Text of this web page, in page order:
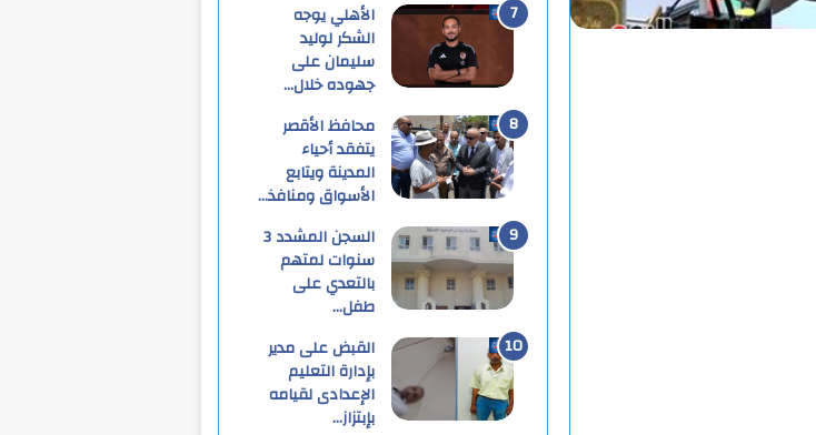
الأهلي يوجه
الشكر لوليد
سليمان على
جهوده خلال…
محافظ الأقصر
يتفقد أحياء
المدينة ويتابع
الأسواق ومنافذ…
السجن المشدد 3
سنوات لمتهم
بالتعدي على
طفل…
القبض على مدير
بإدارة التعليم
الإعدادى لقيامه
بإبتزاز…